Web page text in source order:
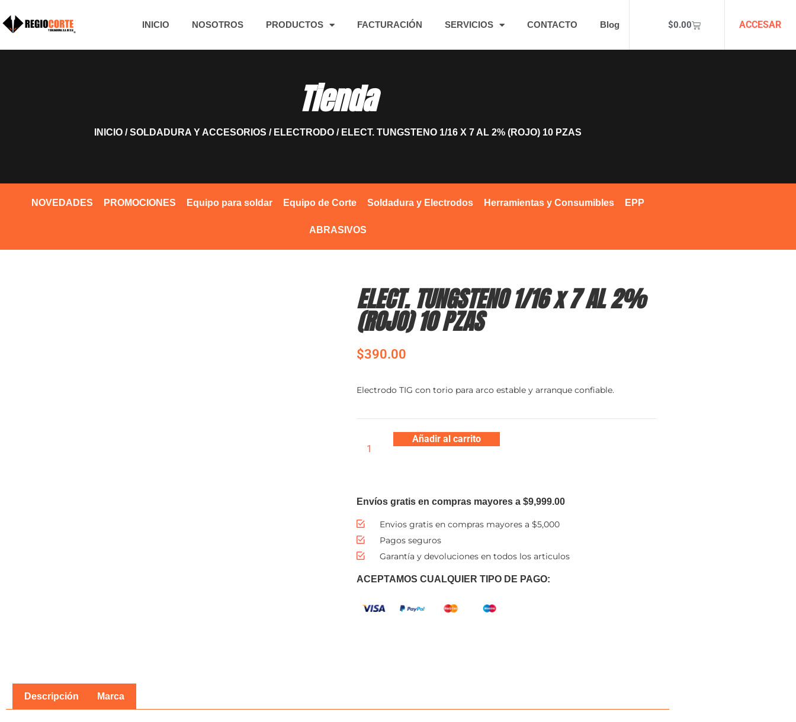
INICIO NOSOTROS PRODUCTOS FACTURACIÓN SERVICIOS CONTACTO Blog $0.00 ACCESAR
Tienda
INICIO/SOLDADURA Y ACCESORIOS / ELECTRODO/ ELECT. TUNGSTENO 1/16 X 7 AL 2% (ROJO) 10 PZAS
NOVEDADES PROMOCIONES Equipo para soldar Equipo de Corte Soldadura y Electrodos Herramientas y Consumibles EPP
ABRASIVOS
ELECT. TUNGSTENO 1/16 x 7 AL 2%
(ROJO) 10 PZAS
$390.00
Electrodo TIG con torio para arco estable y arranque confiable.
Añadir al carrito
Envíos gratis en compras mayores a $9,999.00
Envios gratis en compras mayores a $5,000
Pagos seguros
Garantía y devoluciones en todos los articulos
ACEPTAMOS CUALQUIER TIPO DE PAGO:
Descripción Marca